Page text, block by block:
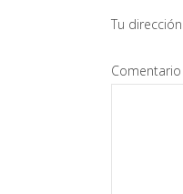
con
lectores
Tu
Comentario